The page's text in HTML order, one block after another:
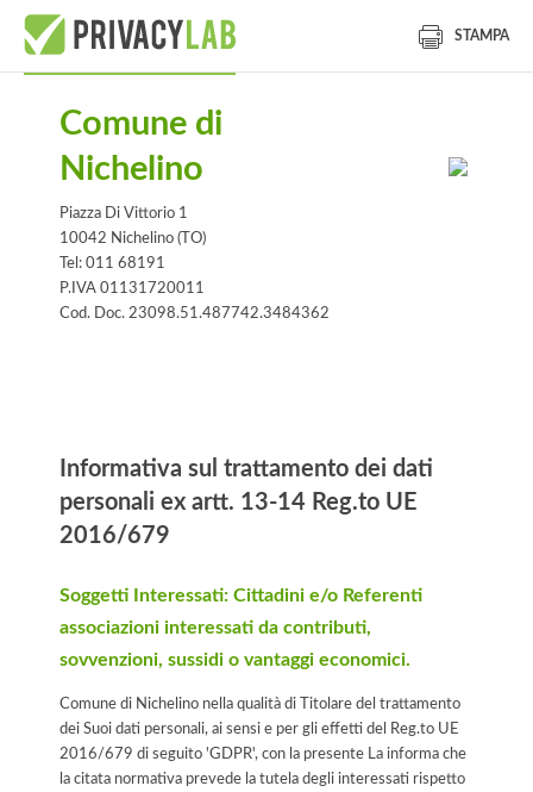
STAMPA
Comune di
Nichelino
Piazza Di Vittorio 1
10042 Nichelino (TO)
Tel: 011 68191
P.IVA 01131720011
Cod. Doc. 23098.51.487742.3484362
Informativa sul trattamento dei dati
personali ex artt. 13-14 Reg.to UE
2016/679
Soggetti Interessati: Cittadini e/o Referenti
associazioni interessati da contributi,
sovvenzioni, sussidi o vantaggi economici.
Comune di Nichelino nella qualità di Titolare del trattamento
dei Suoi dati personali, ai sensi e per gli effetti del Reg.to UE
2016/679 di seguito 'GDPR', con la presente La informa che
la citata normativa prevede la tutela degli interessati rispetto